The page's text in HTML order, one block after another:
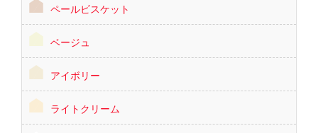
ペールビスケット
ベージュ
アイボリー
ライトクリーム